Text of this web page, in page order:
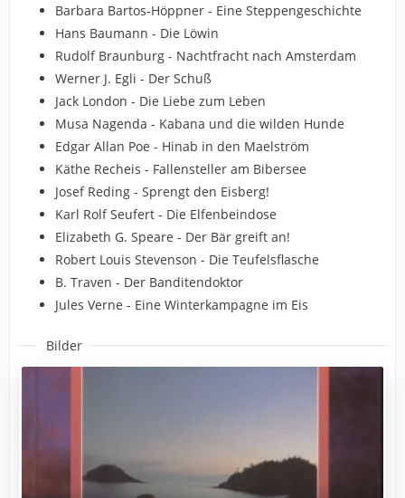
Barbara Bartos-Höppner - Eine Steppengeschichte
Hans Baumann - Die Löwin
Rudolf Braunburg - Nachtfracht nach Amsterdam
Werner J. Egli - Der Schuß
Jack London - Die Liebe zum Leben
Musa Nagenda - Kabana und die wilden Hunde
Edgar Allan Poe - Hinab in den Maelström
Käthe Recheis - Fallensteller am Bibersee
Josef Reding - Sprengt den Eisberg!
Karl Rolf Seufert - Die Elfenbeindose
Elizabeth G. Speare - Der Bär greift an!
Robert Louis Stevenson - Die Teufelsflasche
B. Traven - Der Banditendoktor
Jules Verne - Eine Winterkampagne im Eis
Bilder